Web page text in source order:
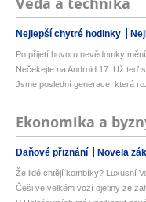
Nejlepší chytré hodinky
Po přijetí hovoru nevědomky
Nečekejte na Android 17. Už teď
Jsme poslední generace, která
Ekonomika a
Daňové přiznání Novela
Že lidé chtějí kombíky? Luxusní
Češi ve velkém vozí ojetiny ze